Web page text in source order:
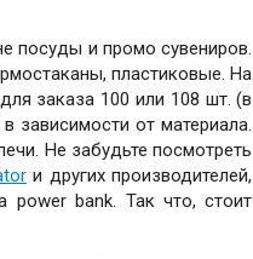
посуды и промо сувениров.
пластиковые. На
заказа 100 или 108 шт. (в
зависимости от материала.
Не забудьте посмотреть
и других производителей,
power bank. Так что, стоит